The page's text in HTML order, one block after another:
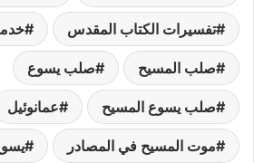
تفسيرات الكتاب المقدس
صلب المسيح صلب يسوع
صلب يسوع المسيح عمانوئيل
موت المسيح في المصادر